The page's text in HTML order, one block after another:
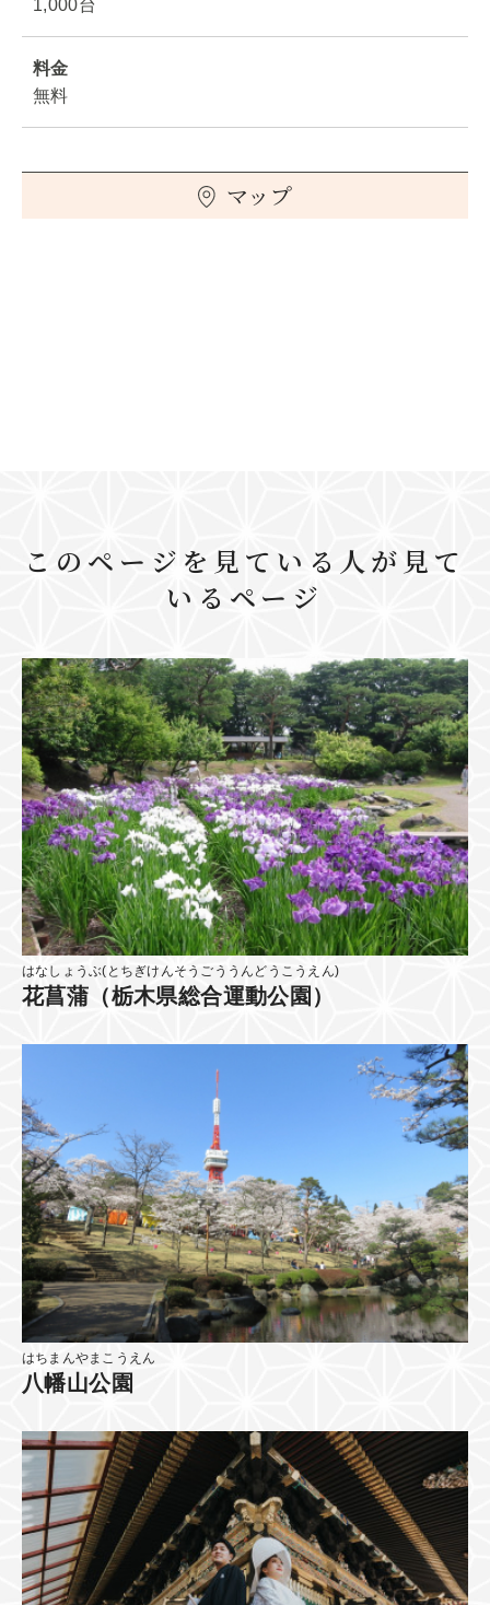
1,000台
料金
無料
マップ
このページを見ている人が見て
いるページ
はなしょうぶ(とちぎけんそうごううんどうこうえん)
花菖蒲（栃木県総合運動公園）
はちまんやまこうえん
八幡山公園